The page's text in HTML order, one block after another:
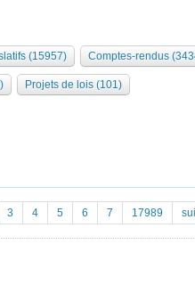
(15957) Comptes-rendus
Projets de lois (101)
3 4 5 6 7 17989